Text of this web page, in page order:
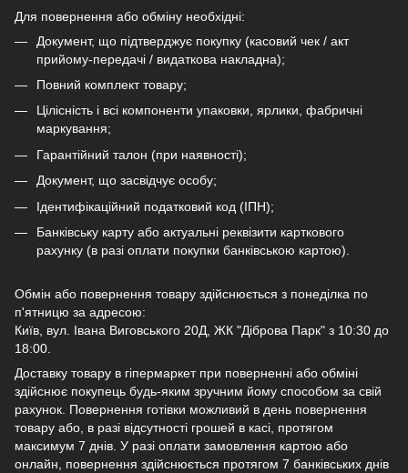
Для повернення або обміну необхідні:
Документ, що підтверджує покупку (касовий чек / акт
прийому-передачі / видаткова накладна);
Повний комплект товару;
Цілісність і всі компоненти упаковки, ярлики, фабричні
маркування;
Гарантійний талон (при наявності);
Документ, що засвідчує особу;
Ідентифікаційний податковий код (ІПН);
Банківську карту або актуальні реквізити карткового
рахунку (в разі оплати покупки банківською картою).
Обмін або повернення товару здійснюється з понеділка по
п'ятницю за адресою:
Київ, вул. Івана Виговського 20Д, ЖК "Діброва Парк" з 10:30 до
18:00.
Доставку товару в гіпермаркет при поверненні або обміні
здійснює покупець будь-яким зручним йому способом за свій
рахунок. Повернення готівки можливий в день повернення
товару або, в разі відсутності грошей в касі, протягом
максимум 7 днів. У разі оплати замовлення картою або
онлайн, повернення здійснюється протягом 7 банківських днів